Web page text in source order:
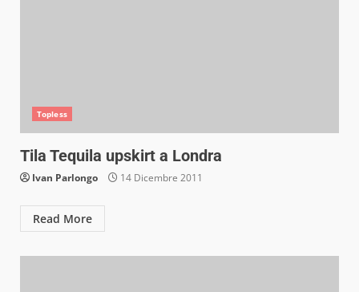
Topless
Tila Tequila upskirt a Londra
Ivan Parlongo 14 Dicembre 2011
Read More